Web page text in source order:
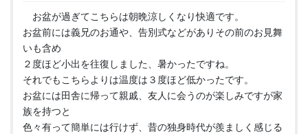
お盆が過ぎてこちらは朝晩涼しくなり快適です。
お盆前には義兄のお通や、告別式などがありその前のお見舞
いも含め
２度ほど小出を往復しました、暑かったですね。
それでもこちらよりは温度は３度ほど低かったです。
お盆には田舎に帰って親戚、友人に会うのが楽しみですが家
族を持つと
色々有って簡単には行けず、昔の独身時代が羨ましく感じる